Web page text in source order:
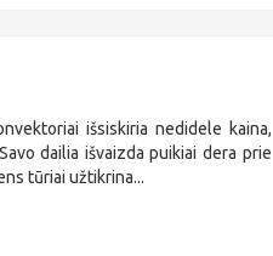
išsiskiria nedidele kaina,
dailia išvaizda puikiai dera prie
tūriai užtikrina...